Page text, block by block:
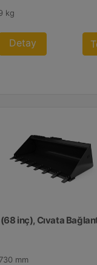
kg
Detay
inç), Cıvata
mm